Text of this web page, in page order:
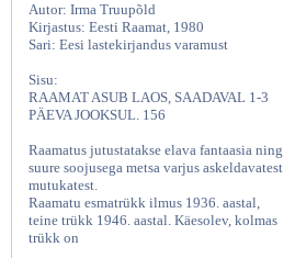
Autor: Irma Truupõld
Kirjastus: Eesti Raamat, 1980
Sari: Eesi lastekirjandus varamust
Sisu:
RAAMAT ASUB LAOS, SAADAVAL 1-3
PÄEVA JOOKSUL. 156
Raamatus jutustatakse elava fantaasia ning
suure soojusega metsa varjus askeldavatest
mutukatest.
Raamatu esmatrükk ilmus 1936. aastal,
teine trükk 1946. aastal. Käesolev, kolmas
trükk on